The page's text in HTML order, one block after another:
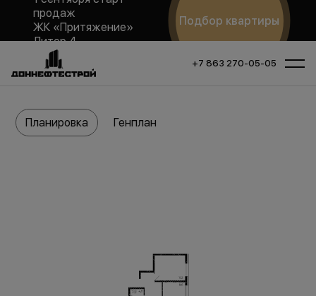
продаж
ЖК «Притяжение»
Литер 4
Подбор квартиры
+7 863 270-05-05
Планировка Генплан